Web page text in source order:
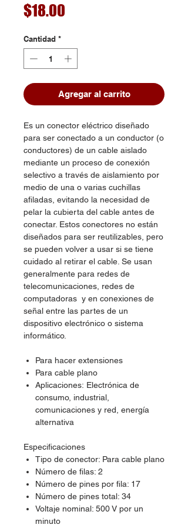
$18.00
Cantidad *
Agregar al carrito
Es un conector eléctrico diseñado
para ser conectado a un conductor (o
conductores) de un cable aislado
mediante un proceso de conexión
selectivo a través de aislamiento por
medio de una o varias cuchillas
afiladas, evitando la necesidad de
pelar la cubierta del cable antes de
conectar. Estos conectores no están
diseñados para ser reutilizables, pero
se pueden volver a usar si se tiene
cuidado al retirar el cable. Se usan
generalmente para redes de
telecomunicaciones, redes de
computadoras y en conexiones de
señal entre las partes de un
dispositivo electrónico o sistema
informático.
Para hacer extensiones
Para cable plano
Aplicaciones: Electrónica de
consumo, industrial,
comunicaciones y red, energía
alternativa
Especificaciones
Tipo de conector: Para cable plano
Número de filas: 2
Número de pines por fila: 17
Número de pines total: 34
Voltaje nominal: 500 V por un
minuto